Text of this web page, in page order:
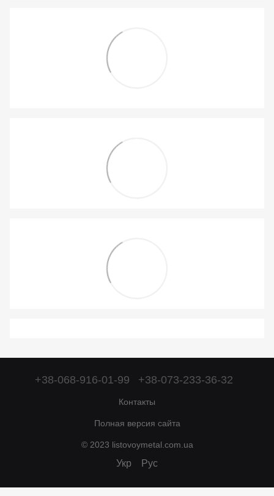
+38-068-916-01-99 +38-073-233-36-32
Контакты
Полная версия сайта
© 2023 listovoymetal.com.ua
Укр Рус